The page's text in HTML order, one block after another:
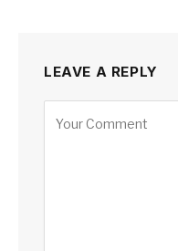
LEAVE A REPLY